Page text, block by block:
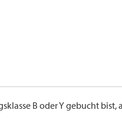
B oder Y gebucht bist,